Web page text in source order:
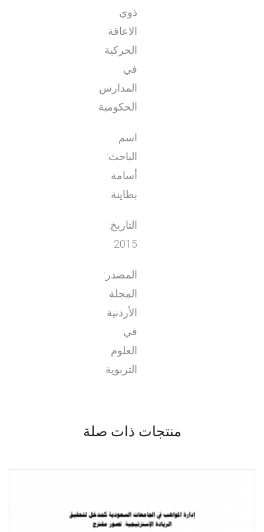
ذوي
الاعاقة
الحركية
في
المدارس
الحكومية
اسم
الباحث:
أسامة
بطاينة
التاريخ:
2015
المصدر:
المجلة
الأردنية
في
العلوم
التربوية
منتجات ذات صلة